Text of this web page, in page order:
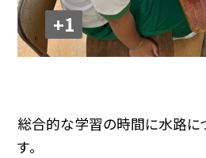
+1
総合的な学習の時間に水路に
す。